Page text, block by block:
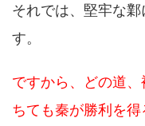
それでは、堅牢な
す。
ですから、どの道
ちても秦が勝利を得